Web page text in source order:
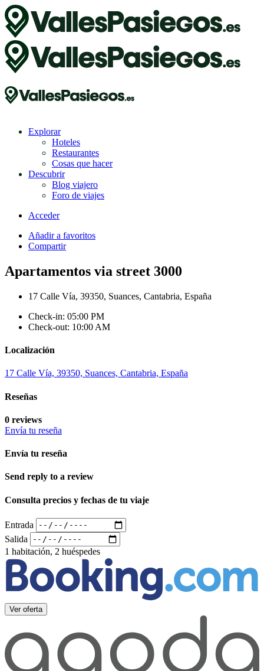
Explorar
Hoteles
Restaurantes
Cosas que hacer
Descubrir
Blog viajero
Foro de viajes
Acceder
Añadir a favoritos
Compartir
Apartamentos via street 3000
17 Calle Vía, 39350, Suances, Cantabria, España
Check-in: 05:00 PM
Check-out: 10:00 AM
Localización
17 Calle Vía, 39350, Suances, Cantabria, España
Reseñas
0 reviews
Envía tu reseña
Envía tu reseña
Send reply to a review
Consulta precios y fechas de tu viaje
Entrada
Salida
1 habitación, 2 huéspedes
Ver oferta